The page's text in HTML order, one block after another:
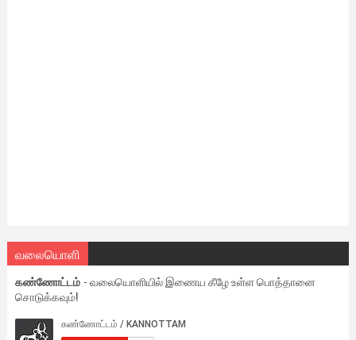
வலையொளி
கண்ணோட்டம் - வலையொளியில் இணைய கீழே உள்ள பொத்தானை
சொடுக்கவும்!